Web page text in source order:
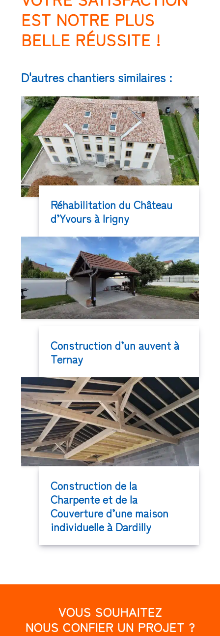
EST NOTRE PLUS
BELLE RÉUSSITE !
D'autres chantiers similaires :
Réhabilitation du Château
d’Yvours à Irigny
Construction d’un auvent à
Ternay
Construction de la
Charpente et de la
Couverture d’une maison
individuelle à Dardilly
VOUS SOUHAITEZ
NOUS CONFIER UN PROJET ?